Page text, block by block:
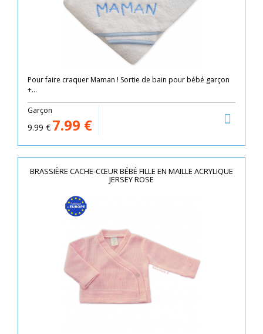
Pour faire craquer Maman ! Sortie de bain pour bébé garçon
+...
Garçon
9.99 € 7.99 €
BRASSIÈRE CACHE-CŒUR BÉBÉ FILLE EN MAILLE ACRYLIQUE
JERSEY ROSE